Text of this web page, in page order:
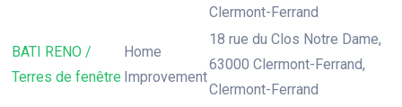
Clermont-Ferrand
BATI RENO /
Terres de fenêtre
Home
Improvement
18 rue du Clos Notre Dame,
63000 Clermont-Ferrand,
Clermont-Ferrand